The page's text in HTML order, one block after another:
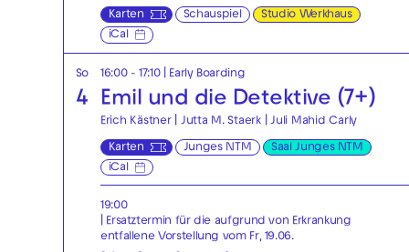
Karten Schauspiel
Studio Werkhaus
iCal
So
4
16:00 - 17:10| Early Boarding
Emil und die Detektive (7+)
Erich Kästner | Jutta M. Staerk | Juli Mahid Carly
Karten Junges NTM
Saal Junges NTM
iCal
19:00
| Ersatztermin für die aufgrund von Erkrankung
entfallene Vorstellung vom Fr, 19.06.